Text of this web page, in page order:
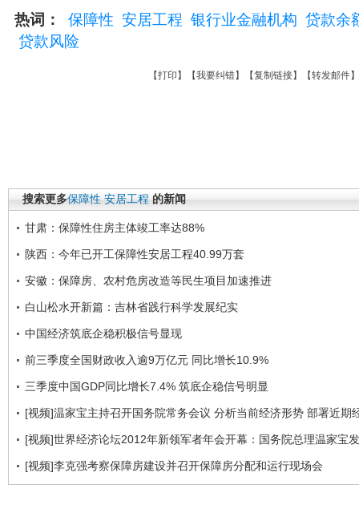
热词： 保障性 安居工程 银行业金融机构 贷款余
贷款风险
【打印 】【我要纠错】【复制链接】【转发邮件
搜索更多保障性 安居工程 的新闻
甘肃：保障性住房主体竣工率达88%
陕西：今年已开工保障性安居工程40.99万套
安徽：保障房、农村危房改造等民生项目加速推进
白山松水开新篇：吉林省践行科学发展纪实
中国经济筑底企稳积极信号显现
前三季度全国财政收入逾9万亿元 同比增长10.9%
三季度中国GDP同比增长7.4% 筑底企稳信号明显
[视频]温家宝主持召开国务院常务会议 分析当前经济形势 部署近期
[视频]世界经济论坛2012年新领军者年会开幕：国务院总理温家宝
[视频]李克强考察保障房建设并召开保障房分配和运行现场会